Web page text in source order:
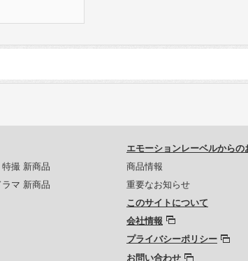
特撮 新商品
マ 新商品
エモーションレーベルからの
商品情報
重要なお知らせ
このサイトについて
会社情報
プライバシーポリシー
お問い合わせ